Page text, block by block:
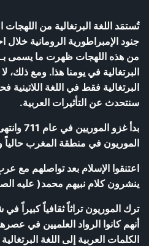
تُستمَد اللغة البرتغالية من اللهجات
جنود الإمبراطورية الرومانية خلال
من هذه اللهجات ظهرت ما يسمى
البرتغالية في يومنا هذا. ومع ذلك،
البرتغالية فقط في اللغة
سنتحدث عن التأثيرات العربية.
الموريون في منطقة المغرب حالياً
اعتنقوا الإسلام بعد تواصلهم مع
ينشرون كلام نبيهم محمد( عليه
ترك الموريون تراثاً ثقافياً كبيراً في
أنهم كانوا الرواد العلميين في
الكلمات العربية إلى اللغة